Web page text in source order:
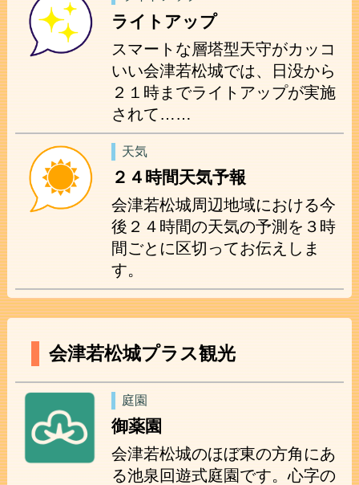
ライトアップ
スマートな層塔型天守がカッコ
いい会津若松城では、日没から
２１時までライトアップが実施
されて……
天気
２４時間天気予報
会津若松城周辺地域における今
後２４時間の天気の予測を３時
間ごとに区切ってお伝えしま
す。
会津若松城プラス観光
庭園
御薬園
会津若松城のほぼ東の方角にあ
る池泉回遊式庭園です。心字の